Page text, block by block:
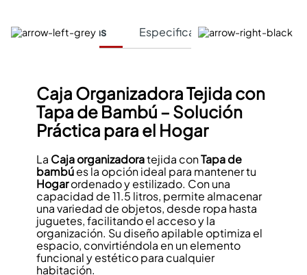
Características Especificaciones Técnicas
Caja Organizadora Tejida con
Tapa de Bambú – Solución
Práctica para el Hogar
La Caja organizadoratejida conTapa de
bambúes la opción ideal para mantener tu
Hogarordenado y estilizado. Con una
capacidad de 11.5 litros, permite almacenar
una variedad de objetos, desde ropa hasta
juguetes, facilitando el acceso y la
organización. Su diseño apilable optimiza el
espacio, convirtiéndola en un elemento
funcional y estético para cualquier
habitación.